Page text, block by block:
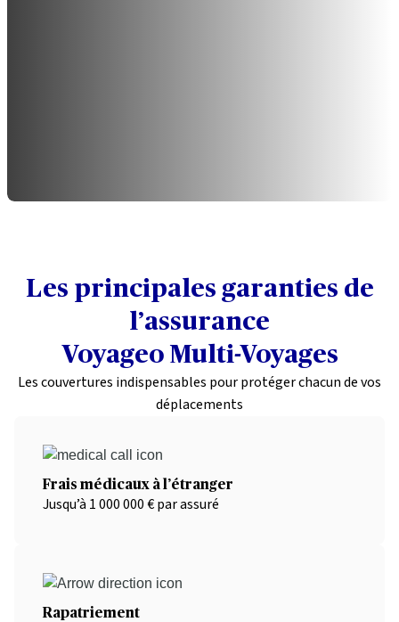
Les principales garanties de
l’assurance
Voyageo Multi-Voyages
Les couvertures indispensables pour protéger chacun de vos
déplacements
Frais médicaux à l’étranger
Jusqu’à 1 000 000 € par assuré
Rapatriement